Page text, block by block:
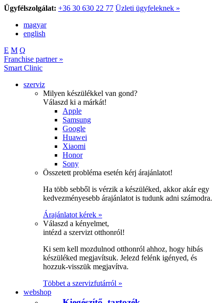
Ügyfélszolgálat: +36 30 630 22 77 Üzleti ügyfeleknek »
magyar
english
E M Q
Franchise partner »
Smart Clinic
szerviz
Milyen készülékkel van gond?
Válaszd ki a márkát!
Apple
Samsung
Google
Huawei
Xiaomi
Honor
Sony
Összetett probléma esetén kérj árajánlatot!
Ha több sebből is vérzik a készüléked, akkor akár egy
kedvezményesebb árajánlatot is tudunk adni számodra.
Árajánlatot kérek »
Válaszd a kényelmet,
intézd a szervizt otthonról!
Ki sem kell mozdulnod otthonról ahhoz, hogy hibás
készüléked megjavítsuk. Jelezd felénk igényed, és
hozzuk-visszük megjavítva.
Többet a szervizfutárról »
webshop